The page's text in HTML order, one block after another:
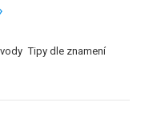
Tipy dle znamení